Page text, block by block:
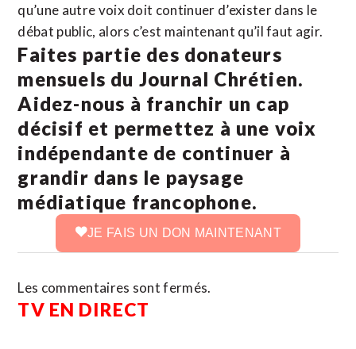
qu’une autre voix doit continuer d’exister dans le
débat public, alors c’est maintenant qu’il faut agir.
Faites partie des donateurs
mensuels du Journal Chrétien.
Aidez-nous à franchir un cap
décisif et permettez à une voix
indépendante de continuer à
grandir dans le paysage
médiatique francophone.
JE FAIS UN DON MAINTENANT
Les commentaires sont fermés.
TV EN DIRECT